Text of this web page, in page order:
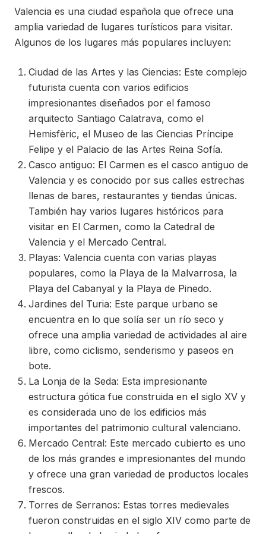
Valencia es una ciudad española que ofrece una
amplia variedad de lugares turísticos para visitar.
Algunos de los lugares más populares incluyen:
Ciudad de las Artes y las Ciencias: Este complejo
futurista cuenta con varios edificios
impresionantes diseñados por el famoso
arquitecto Santiago Calatrava, como el
Hemisfèric, el Museo de las Ciencias Príncipe
Felipe y el Palacio de las Artes Reina Sofía.
Casco antiguo: El Carmen es el casco antiguo de
Valencia y es conocido por sus calles estrechas
llenas de bares, restaurantes y tiendas únicas.
También hay varios lugares históricos para
visitar en El Carmen, como la Catedral de
Valencia y el Mercado Central.
Playas: Valencia cuenta con varias playas
populares, como la Playa de la Malvarrosa, la
Playa del Cabanyal y la Playa de Pinedo.
Jardines del Turia: Este parque urbano se
encuentra en lo que solía ser un río seco y
ofrece una amplia variedad de actividades al aire
libre, como ciclismo, senderismo y paseos en
bote.
La Lonja de la Seda: Esta impresionante
estructura gótica fue construida en el siglo XV y
es considerada uno de los edificios más
importantes del patrimonio cultural valenciano.
Mercado Central: Este mercado cubierto es uno
de los más grandes e impresionantes del mundo
y ofrece una gran variedad de productos locales
frescos.
Torres de Serranos: Estas torres medievales
fueron construidas en el siglo XIV como parte de